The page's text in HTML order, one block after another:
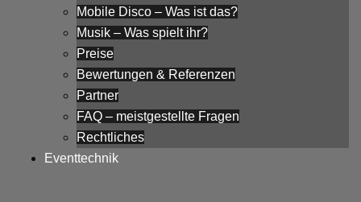
Mobile Disco – Was ist das?
Musik – Was spielt ihr?
Preise
Bewertungen & Referenzen
Partner
FAQ – meistgestellte Fragen
Rechtliches
Eventtechnik